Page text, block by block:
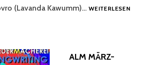
(Lavanda Kawumm)… WEITERLESEN
ALM MÄRZ-